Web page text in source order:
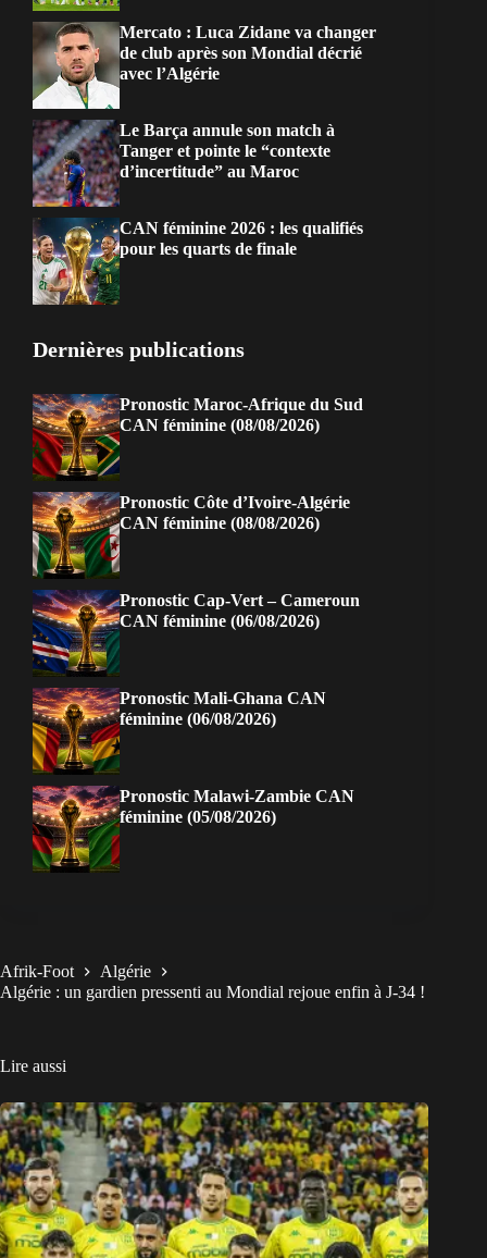
Mercato : Luca Zidane va changer
de club après son Mondial décrié
avec l’Algérie
Le Barça annule son match à
Tanger et pointe le “contexte
d’incertitude” au Maroc
CAN féminine 2026 : les qualifiés
pour les quarts de finale
Dernières publications
Pronostic Maroc-Afrique du Sud
CAN féminine (08/08/2026)
Pronostic Côte d’Ivoire-Algérie
CAN féminine (08/08/2026)
Pronostic Cap-Vert – Cameroun
CAN féminine (06/08/2026)
Pronostic Mali-Ghana CAN
féminine (06/08/2026)
Pronostic Malawi-Zambie CAN
féminine (05/08/2026)
Afrik-Foot
Algérie
Algérie : un gardien pressenti au Mondial rejoue enfin à J-34 !
Lire aussi